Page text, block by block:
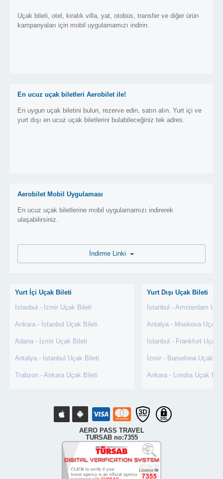
Uçak bileti, otel, kiralık villa, yat, otobüs, transfer ve diğer ürün
kampanyaları için mobil uygulamamızı indirin.
En ucuz uçak biletleri Aerobilet ile!
En uygun uçak biletini bulun, rezerve edin, satın alın. Yurt içi ve
yurt dışı en ucuz uçak biletlerini bulabileceğiniz tek adres.
Aerobilet Mobil Uygulaması
En ucuz uçak biletlerine mobil uygulamamızı indirerek
ulaşabilirsiniz.
Yurt İçi Uçak Bileti
İstanbul - İzmir Uçak Bileti
Ankara - İstanbul Uçak Bileti
Adana - İzmir Uçak Bileti
Antalya - İstanbul Uçak Bileti
Trabzon - Ankara Uçak Bileti
Yurt Dışı Uçak Bileti
İstanbul - Amsterdam
Antalya - Moskova Uçak
İstanbul - Frankfurt Uçak
İzmir - Barselona Uçak
Ankara - Londra Uçak
AERO PASS TRAVEL
TURSAB no:7355